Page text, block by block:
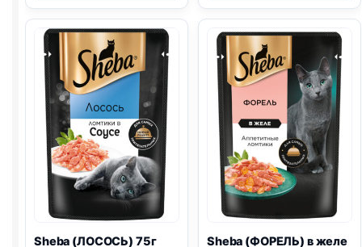
75г
И
ЯЗЫК)
Sheba (ЛОСОСЬ) 75г
Sheba (ФОРЕЛЬ) в желе